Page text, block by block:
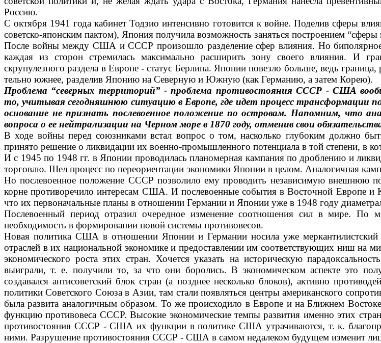
Россию.
С октября 1941 года кабинет Тодзио ин­тенсивно готовится к войне. Поделив сферы
советско-японским пактом), Япония получила возмож­ность заняться построением “сферы
После войны между США и СССР про­изошло разделение сфер влияния. Но бипо­лярное
каждая из сторон стремилась максимально расши­рить зону своего влияния. И
скрупулезного раздела в Европе - статус Берлина. Японии повезло больше, ведь
тельно южнее, разделив Японию на Север­ную и Южную (как Германию, а затем Ко­рею).
Проблема “северных территорий” - проблема противостояния СССР - США
то, учитывая се­годняшнюю ситуацию в Европе, где идет процесс трансформации
основание не признать послевоен­ное положение по островам. На­помним, что
вопроса о ее ней­трализации на Черном море в 1870 году, отменив свои
В ходе войны перед союзниками встал вопрос о том, насколько глубоким должно
принято ре­шение о ликвидации их военно-промышленного потенциала в той степени, в
И с 1945 по 1948 гг. в Японии проводи­лась планомерная кампания по дроблению и
торговлю. Шел процесс по переориентации экономики Японии в целом. Аналогичная
Но послевоенное положение СССР поз­волило ему проводить независимую внеш­нюю
корне противоречило интересам США. И послево­енные события в Восточной Европе и
что их первона­чальные планы в отношении Германии и Японии уже в 1948 году
Послевоенный период отразил очеред­ное изменение соотношения сил в мире.
необходимость в формировании новой системы противове­сов.
Новая политика США в отношении Япо­нии и Германии носила уже меркантилистс­кий
отраслей в их национальной экономике и предоставле­нии им соответствующих ниш
экономического роста этих стран. Хочется указать на историчес­кую
выиграли, т. е. получили то, за что они боролись. В экономическом аспекте это
создавался антисоветский блок стран (а позднее несколько блоков), активно
политики Советского Союза в Азии, там стали появляться центры американско­го
была развита аналогичным образом. То же про­исходило в Европе и на Ближнем
функцию проти­вовеса СССР. Высокие экономические тем­пы развития именно этих
противостояния СССР - США их функции в политике США утрачива­ются, т. к.
ними. Разрушение противостояния СССР - США в самом недалеком будущем изменит